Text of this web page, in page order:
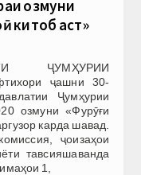
озмуни
китоб аст»
ҶУМҲУРИИ
ҷашни 30-
Ҷумҳурии
озмуни «Фурӯғи
карда шавад.
ҷоизаҳои
тавсияшаванда
1,